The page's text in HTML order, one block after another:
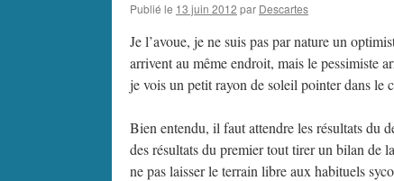
Publié le 13 juin 2012 par Descartes
Je l’avoue, je ne suis pas par nature un
arrivent au même endroit, mais le pessimiste
je vois un petit rayon de soleil pointer dans le
Bien entendu, il faut attendre les résultats du
des résultats du premier tout tirer un bilan de
ne pas laisser le terrain libre aux habituels